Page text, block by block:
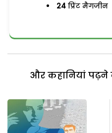
24 प्रिंट मैगजीन
और कहानियां